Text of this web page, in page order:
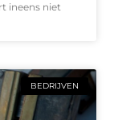
ineens niet
BEDRIJVEN